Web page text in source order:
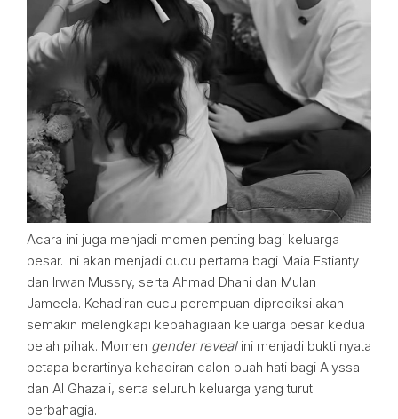
Acara ini juga menjadi momen penting bagi keluarga
besar. Ini akan menjadi cucu pertama bagi Maia Estianty
dan Irwan Mussry, serta Ahmad Dhani dan Mulan
Jameela. Kehadiran cucu perempuan diprediksi akan
semakin melengkapi kebahagiaan keluarga besar kedua
belah pihak. Momen gender revealini menjadi bukti nyata
betapa berartinya kehadiran calon buah hati bagi Alyssa
dan Al Ghazali, serta seluruh keluarga yang turut
berbahagia.